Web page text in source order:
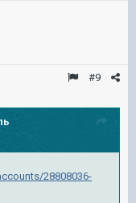
#9
28808036-